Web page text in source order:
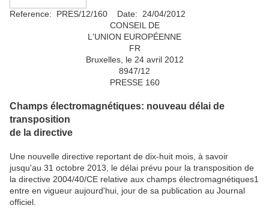
Reference: PRES/12/160 Date: 24/04/2012
CONSEIL DE
L'UNION EUROPÉENNE
FR
Bruxelles, le 24 avril 2012
8947/12
PRESSE 160
Champs électromagnétiques: nouveau délai de
transposition
de la directive
Une nouvelle directive reportant de dix-huit mois, à savoir
jusqu'au 31 octobre 2013, le délai prévu pour la transposition de
la directive 2004/40/CE relative aux champs électromagnétiques1
entre en vigueur aujourd'hui, jour de sa publication au Journal
officiel.